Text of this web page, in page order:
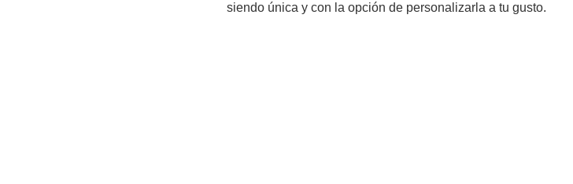
siendo única y con la opción de personalizarla a tu gusto.